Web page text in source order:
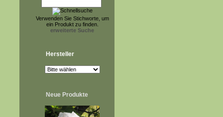
Verwenden Sie Stichworte, um
ein Produkt zu finden.
erweiterte Suche
Hersteller
Neue Produkte